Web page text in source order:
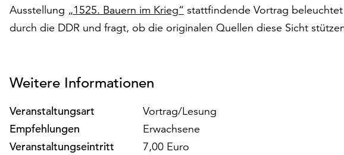
Ausstellung „1525. Bauern im Krieg“ stattfindende Vortrag
durch die DDR und fragt, ob die originalen Quellen diese Sicht
Weitere Informationen
Veranstaltungsart
Vortrag/Lesung
Empfehlungen
Erwachsene
Veranstaltungseintritt
7,00 Euro